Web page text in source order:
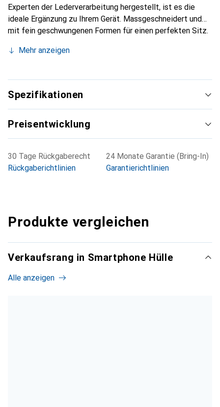
Experten der Lederverarbeitung hergestellt, ist es die
ideale Ergänzung zu Ihrem Gerät. Massgeschneidert und
mit fein geschwungenen Formen für einen perfekten Sitz.
Smartphone. Die Marke Noreve ist international für ihre
für den anspruchsvollen Kunden.
Mehr anzeigen
Spezifikationen
Preisentwicklung
30 Tage Rückgaberecht
Rückgaberichtlinien
24 Monate Garantie (Bring-In)
Garantierichtlinien
Produkte vergleichen
Verkaufsrang in Smartphone Hülle
Alle anzeigen